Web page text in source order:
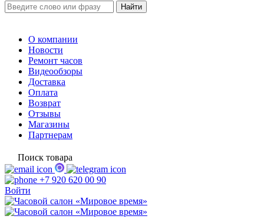
О компании
Новости
Ремонт часов
Видеообзоры
Доставка
Оплата
Возврат
Отзывы
Магазины
Партнерам
Поиск товара
+7 920 620 00 90
Войти